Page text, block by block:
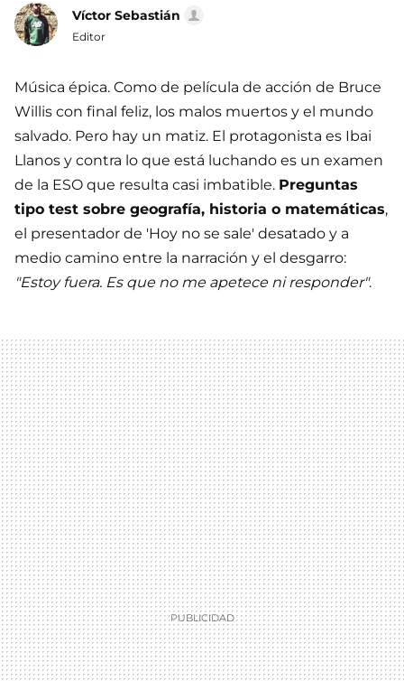
Víctor Sebastián
Editor
Música épica. Como de película de acción de Bruce
Willis con final feliz, los malos muertos y el mundo
salvado. Pero hay un matiz. El protagonista es Ibai
Llanos y contra lo que está luchando es un examen
de la ESO que resulta casi imbatible. Preguntas
tipo test sobre geografía, historia o matemáticas,
el presentador de 'Hoy no se sale' desatado y a
medio camino entre la narración y el desgarro:
"Estoy fuera. Es que no me apetece ni responder".